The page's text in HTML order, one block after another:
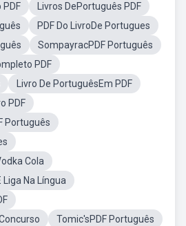
PDF
Livros DePortuguês PDF
PDF Do LivroDe Portugues
SompayracPDF Português
PDF
Livro De PortuguêsEm PDF
PDF
Português
Cola
Liga Na Língua
Tomic'sPDF Português